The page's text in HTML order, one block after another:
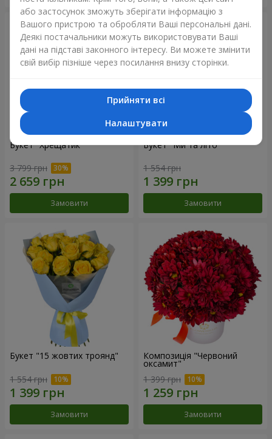
Букет "Хрещатик"
3 799 грн
Замовити
Букет "Ми та літо"
1 554 грн
Замовити
Букет "15 жовтих троянд"
1 554 грн
Замовити
Композиція "Червоний
оксамит"
1 399 грн
Замовити
або застосунок зможуть зберігати інформацію з
Вашого пристрою та обробляти Ваші персональні дані.
Деякі постачальники можуть використовувати Ваші
дані на підставі законного інтересу. Ви можете змінити
свій вибір пізніше через посилання внизу сторінки.
Прийняти всі
Налаштувати